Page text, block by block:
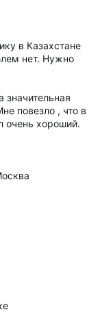
в Казахстане
нет. Нужно
повезло , что в
очень хороший.